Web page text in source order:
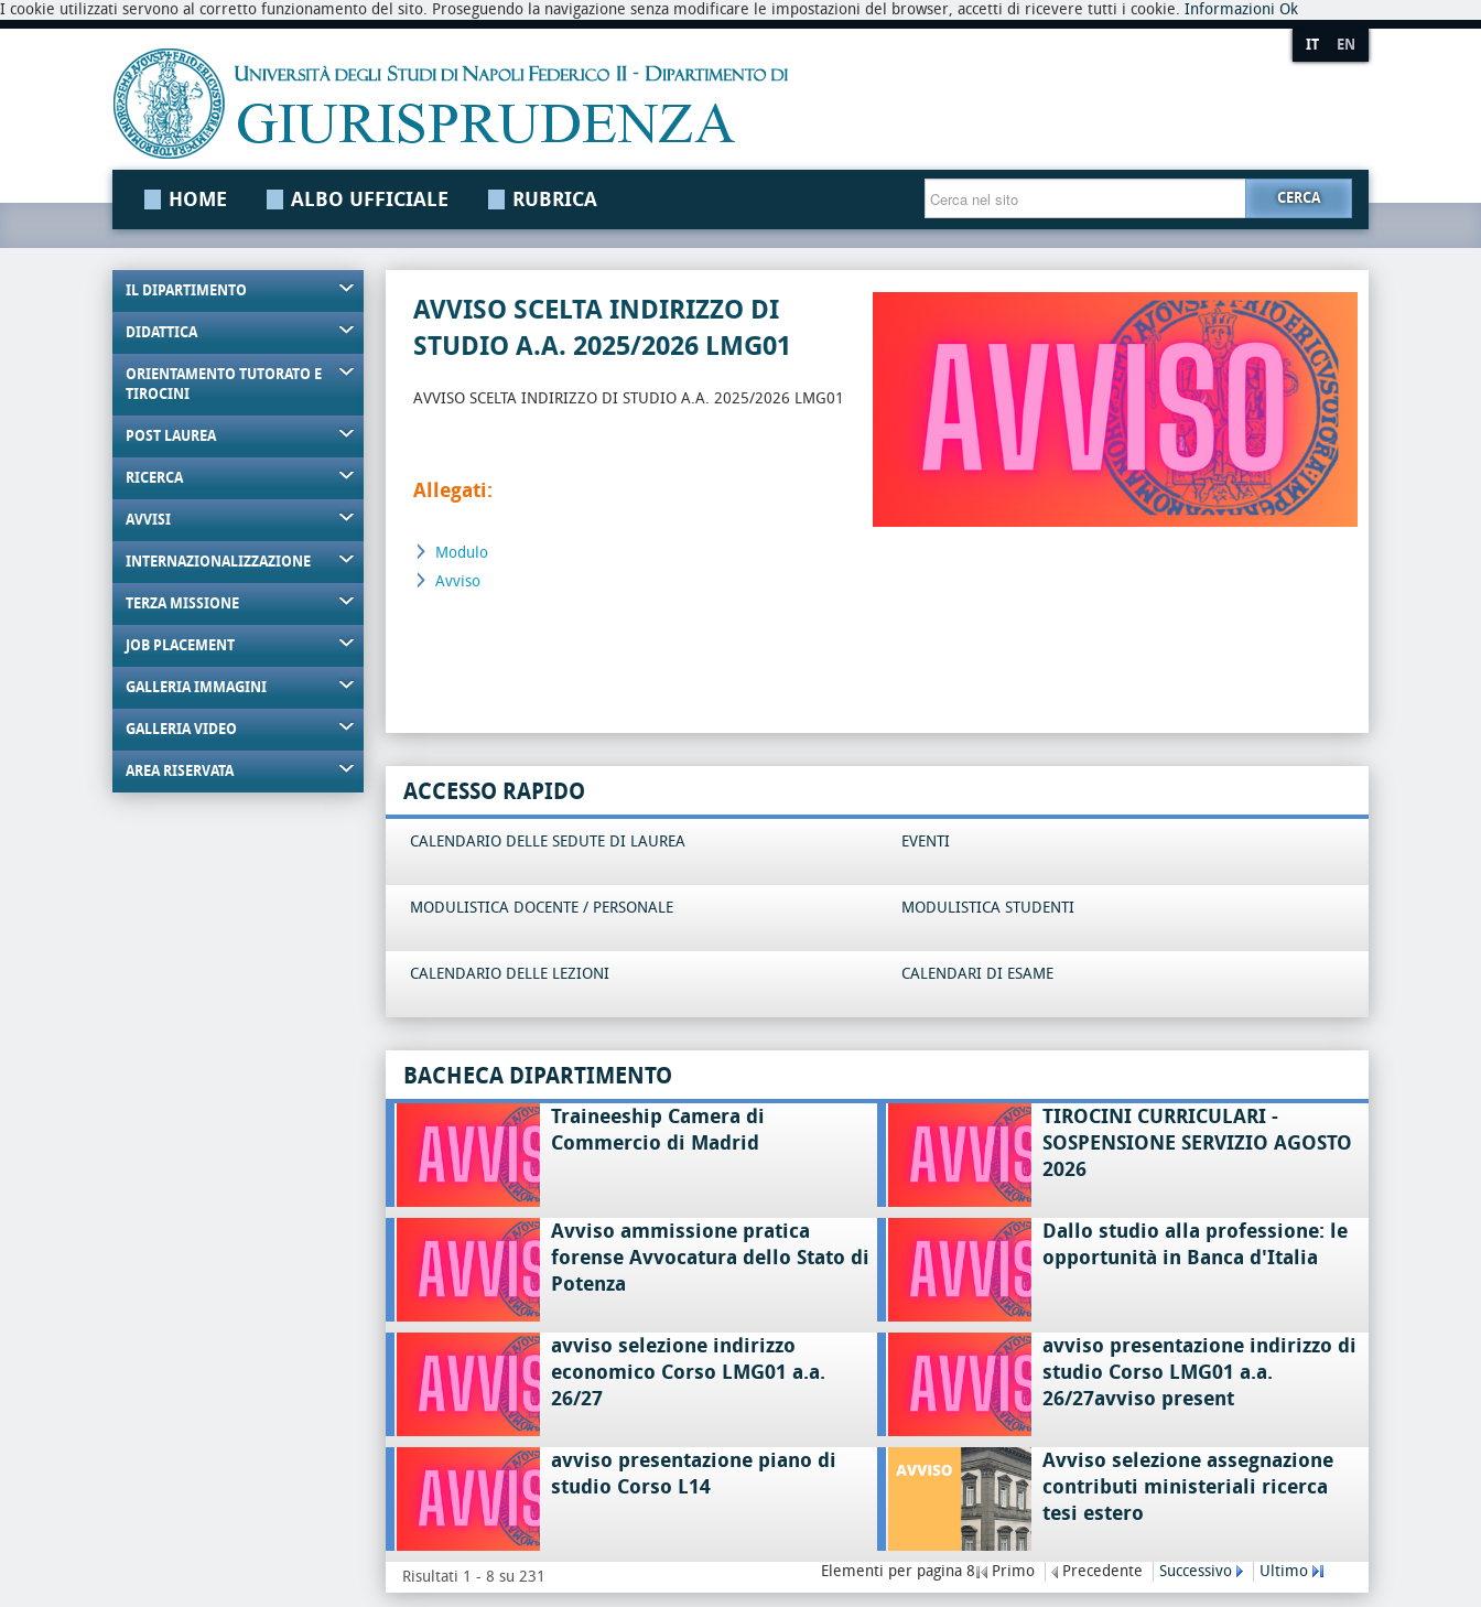
I cookie utilizzati servono al corretto funzionamento del sito. Proseguendo la navigazione senza modificare le impostazioni del browser, accetti di ricevere tutti i cookie. Informazioni Ok
IT EN
HOME ALBO UFFICIALE RUBRICA CERCA
IL DIPARTIMENTO
DIDATTICA
ORIENTAMENTO TUTORATO E
TIROCINI
POST LAUREA
RICERCA
AVVISI
INTERNAZIONALIZZAZIONE
TERZA MISSIONE
JOB PLACEMENT
GALLERIA IMMAGINI
GALLERIA VIDEO
AREA RISERVATA
AVVISO SCELTA INDIRIZZO DI
STUDIO A.A. 2025/2026 LMG01
AVVISO SCELTA INDIRIZZO DI STUDIO A.A. 2025/2026 LMG01
Allegati:
Modulo
Avviso
ACCESSO RAPIDO
CALENDARIO DELLE SEDUTE DI LAUREA EVENTI
MODULISTICA DOCENTE / PERSONALE MODULISTICA STUDENTI
CALENDARIO DELLE LEZIONI CALENDARI DI ESAME
BACHECA DIPARTIMENTO
Traineeship Camera di
Commercio di Madrid
TIROCINI CURRICULARI -
SOSPENSIONE SERVIZIO AGOSTO
2026
Avviso ammissione pratica
forense Avvocatura dello Stato di
Potenza
Dallo studio alla professione: le
opportunità in Banca d'Italia
avviso selezione indirizzo
economico Corso LMG01 a.a.
26/27
avviso presentazione indirizzo di
studio Corso LMG01 a.a.
26/27avviso present
avviso presentazione piano di
studio Corso L14
Avviso selezione assegnazione
contributi ministeriali ricerca
tesi estero
Risultati 1 - 8 su 231 Elementi per pagina 8 Primo Precedente Successivo Ultimo